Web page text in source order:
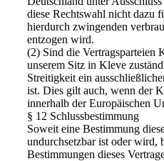
diese Rechtswahl nicht dazu
hierdurch zwingenden
entzogen wird.
(2) Sind die Vertragsparteien
unserem Sitz in Kleve
Streitigkeit ein
ist. Dies gilt auch, wenn der
innerhalb der Europäischen
§ 12 Schlussbestimmung
Soweit eine Bestimmung
undurchsetzbar ist oder wird,
Bestimmungen dieses